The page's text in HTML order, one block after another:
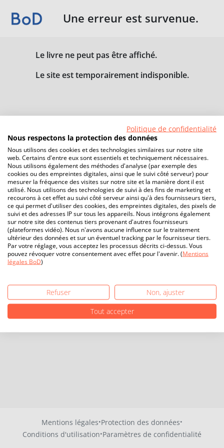
Une erreur est survenue.
Le livre ne peut pas être affiché.
Le site est temporairement indisponible.
Mentions légales·Protection des données·
Conditions d'utilisation·Paramètres de confidentialité
Politique de confidentialité
Nous respectons la protection des données
Nous utilisons des cookies et des technologies similaires sur notre site
web. Certains d'entre eux sont essentiels et techniquement nécessaires.
Nous utilisons également des méthodes d'analyse (par exemple des
cookies ou des empreintes digitales, ainsi que le suivi côté serveur) pour
mesurer la fréquence des visites sur notre site et la manière dont il est
utilisé. Nous utilisons des technologies de suivi à des fins de marketing et
recourons à cet effet au suivi côté serveur ainsi qu'à des fournisseurs tiers,
ce qui permet d'utiliser des cookies, des empreintes digitales, des pixels de
suivi et des adresses IP sur tous les appareils. Nous intégrons également
sur notre site des contenus tiers provenant d'autres fournisseurs
(plateformes vidéo). Nous n'avons aucune influence sur le traitement
ultérieur des données et sur un éventuel tracking par le fournisseur tiers.
Par votre réglage, vous acceptez les processus décrits ci-dessus. Vous
pouvez révoquer votre consentement avec effet pour l'avenir. (Mentions
légales BoD)
Refuser
Non, ajuster
Tout accepter